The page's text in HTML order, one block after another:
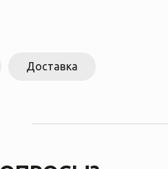
Доставка